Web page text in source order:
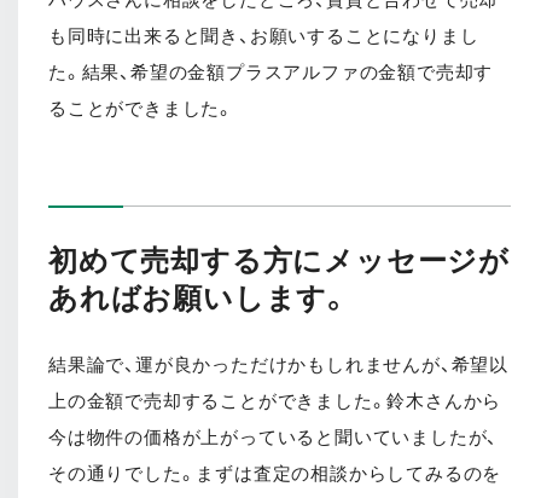
も同時に出来ると聞き、お願いすることになりまし
た。結果、希望の金額プラスアルファの金額で売却す
ることができました。
初めて売却する方にメッセージが
あればお願いします。
結果論で、運が良かっただけかもしれませんが、希望以
上の金額で売却することができました。鈴木さんから
今は物件の価格が上がっていると聞いていましたが、
その通りでした。まずは査定の相談からしてみるのを